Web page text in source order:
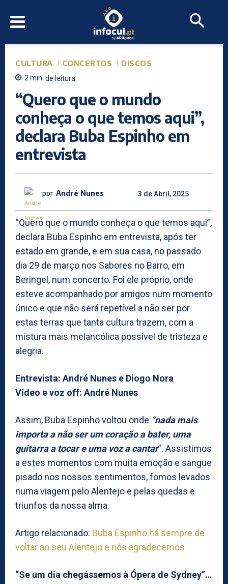
CULTURA CONCERTOS DISCOS
2min. de leitura
“Quero que o mundo
conheça o que temos aqui”,
declara Buba Espinho em
entrevista
por André Nunes 3 de Abril, 2025
“Quero que o mundo conheça o que temos aqui”,
declara Buba Espinho em entrevista, após ter
estado em grande, e em sua casa, no passado
dia 29 de março nos Sabores no Barro, em
Beringel, num concerto. Foi ele próprio, onde
esteve acompanhado por amigos num momento
único e que não será repetível a não ser por
estas terras que tanta cultura trazem, com a
mistura mais melancólica possível de tristeza e
alegria.
Entrevista: André Nunes e Diogo Nora
Vídeo e voz off: André Nunes
Assim, Buba Espinho voltou onde “nada mais
importa a não ser um coração a bater, uma
guitarra a tocar e uma voz a cantar”. Assistimos
a estes momentos com muita emoção e sangue
pisado nos nossos sentimentos, fomos levados
numa viagem pelo Alentejo e pelas quedas e
triunfos da nossa alma.
Artigo relacionado: Buba Espinho há sempre de
voltar ao seu Alentejo e nós agradecemos
“Se um dia chegássemos à Ópera de Sydney”…